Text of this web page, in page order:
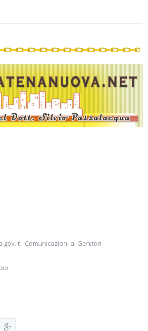
- Comunicazioni ai Genitori